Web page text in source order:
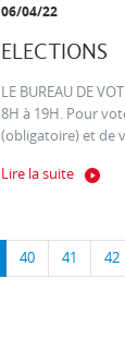
06/04/22
ELECTIONS
LE BUREAU DE
8H à 19H. Pour
(obligatoire) et de
Lire la suite
40 41 42